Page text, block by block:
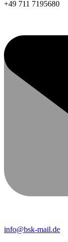
+49 711 7195680
info@bsk-mail.de